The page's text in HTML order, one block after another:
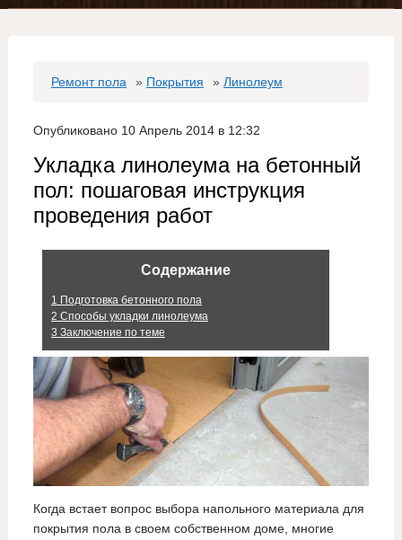
Ремонт пола » Покрытия » Линолеум
Опубликовано 10 Апрель 2014 в 12:32
Укладка линолеума на бетонный
пол: пошаговая инструкция
проведения работ
Содержание
1 Подготовка бетонного пола
2 Способы укладки линолеума
3 Заключение по теме
Когда встает вопрос выбора напольного материала для
покрытия пола в своем собственном доме, многие